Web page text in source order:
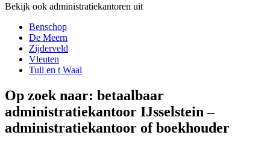
Bekijk ook administratiekantoren uit
Benschop
De Meern
Zijderveld
Vleuten
Tull en t Waal
Op zoek naar: betaalbaar
administratiekantoor IJsselstein –
administratiekantoor of boekhouder